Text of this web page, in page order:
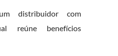
distribuidor com
reúne benefícios